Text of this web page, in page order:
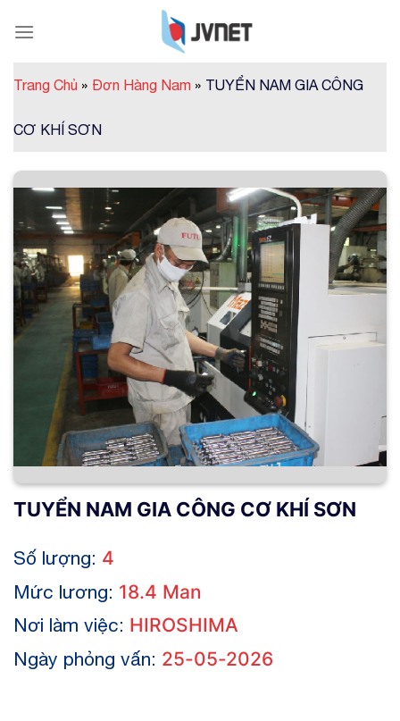
Trang Chủ » Đơn Hàng Nam » TUYỂN NAM GIA CÔNG
CƠ KHÍ SƠN
TUYỂN NAM GIA CÔNG CƠ KHÍ SƠN
Số lượng: 4
Mức lương: 18.4 Man
Nơi làm việc: HIROSHIMA
Ngày phỏng vấn: 25-05-2026